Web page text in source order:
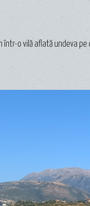
într-o vilă aflată undeva